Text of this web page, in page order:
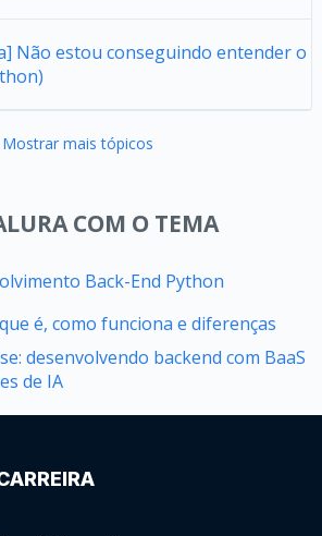
Não estou conseguindo entender o
Mostrar mais tópicos
COM O TEMA
Back-End Python
é, como funciona e diferenças
desenvolvendo backend com BaaS
de IA